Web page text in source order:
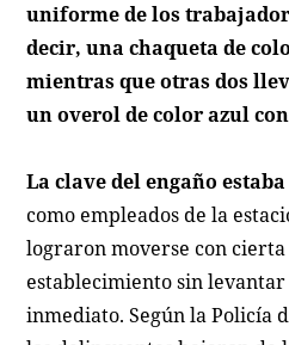
uniforme de los
decir, una chaqueta de
mientras que otras dos
un overol de color azul
La clave del engaño
como empleados de la
lograron moverse con
establecimiento sin levantar
inmediato. Según la Policía